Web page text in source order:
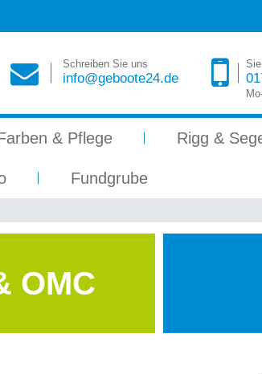
Schreiben Sie uns
info@geboote24.de
& Pflege Rigg &
Fundgrube
OMC